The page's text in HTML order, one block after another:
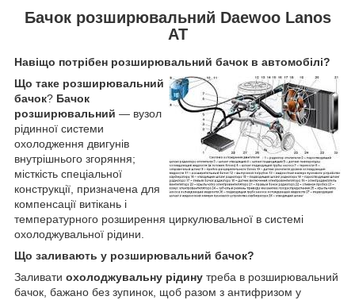
Бачок розширювальний Daewoo Lanos
AT
Навіщо потрібен розширювальний бачок в автомобілі?
Що таке розширювальний
бачок? Бачок
розширювальний — вузол
рідинної системи
охолодження двигунів
внутрішнього згоряння;
місткість спеціальної
конструкції, призначена для
компенсації витікань і
температурного розширення циркулювальної в системі
охолоджувальної рідини.
Що заливають у розширювальний бачок?
Заливати охолоджувальну рідину треба в розширювальний
бачок, бажано без зупинок, щоб разом з антифризом у